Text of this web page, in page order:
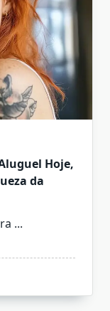
Hoje,
da
...